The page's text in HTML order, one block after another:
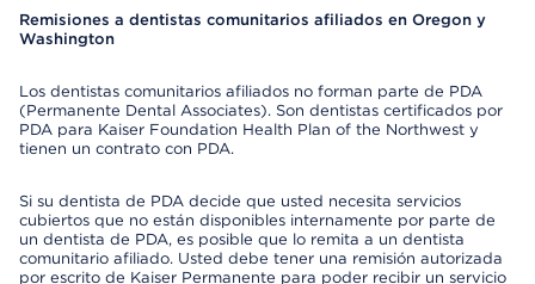
Remisiones a dentistas comunitarios afiliados en Oregon y
Washington
Los dentistas comunitarios afiliados no forman parte de PDA
(Permanente Dental Associates). Son dentistas certificados por
PDA para Kaiser Foundation Health Plan of the Northwest y
tienen un contrato con PDA.
Si su dentista de PDA decide que usted necesita servicios
cubiertos que no están disponibles internamente por parte de
un dentista de PDA, es posible que lo remita a un dentista
comunitario afiliado. Usted debe tener una remisión autorizada
por escrito de Kaiser Permanente para poder recibir un servicio